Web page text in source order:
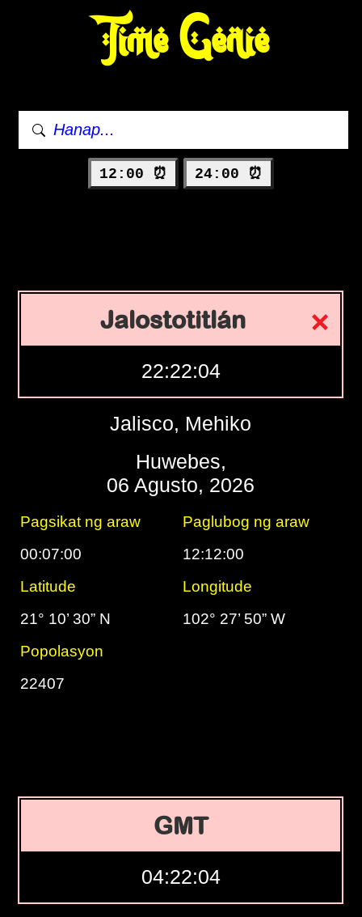
Time Genie
12:00 ⏰ 24:00 ⏰
Jalostotitlán
22:22:05
Jalisco, Mehiko
Huwebes,
06 Agusto, 2026
Pagsikat ng araw
Paglubog ng araw
00:07:00
12:12:00
Latitude
Longitude
21° 10’ 30” N
102° 27’ 50” W
Popolasyon
22407
GMT
04:22:05